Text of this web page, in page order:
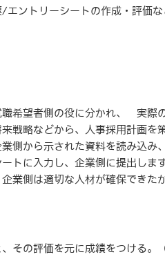
エントリーシートの作成・評価な
希望者側の役に分かれ、 実際
戦略などから、人事採用計画を
側から示された資料を読み込み
トに入力し、企業側に提出します
業側は適切な人材が確保できた
その評価を元に成績をつける。